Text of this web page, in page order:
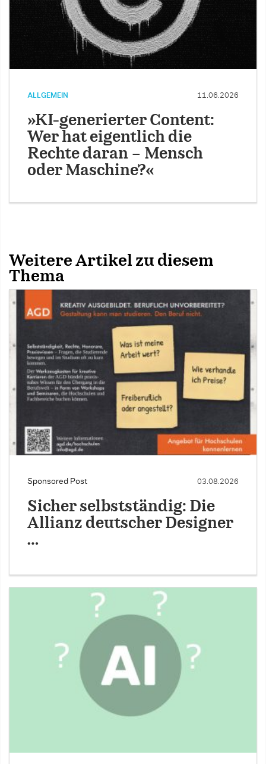
ALLGEMEIN 11.06.2026
»KI-generierter Content:
Wer hat eigentlich die
Rechte daran – Mensch
oder Maschine?«
Weitere Artikel zu diesem
Thema
Sponsored Post 03.08.2026
Sicher selbstständig: Die
Allianz deutscher Designer
…